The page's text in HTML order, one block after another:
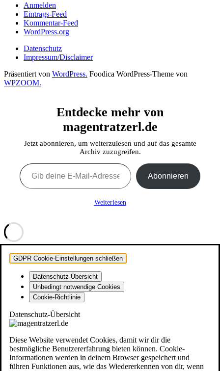
Anmelden
Eintrags-Feed
Kommentar-Feed
WordPress.org
Datenschutz
Impressum/Disclaimer
Präsentiert von WordPress. Foodica WordPress-Theme von
WPZOOM.
Entdecke mehr von
magentratzerl.de
Jetzt abonnieren, um weiterzulesen und auf das gesamte
Archiv zuzugreifen.
Gib deine E-Mail-Adresse ein ...
Abonnieren
Weiterlesen
GDPR Cookie-Einstellungen schließen
Datenschutz-Übersicht
Unbedingt notwendige Cookies
Cookie-Richtlinie
Datenschutz-Übersicht
Diese Website verwendet Cookies, damit wir dir die
bestmögliche Benutzererfahrung bieten können. Cookie-
Informationen werden in deinem Browser gespeichert und
führen Funktionen aus, wie das Wiedererkennen von dir, wenn